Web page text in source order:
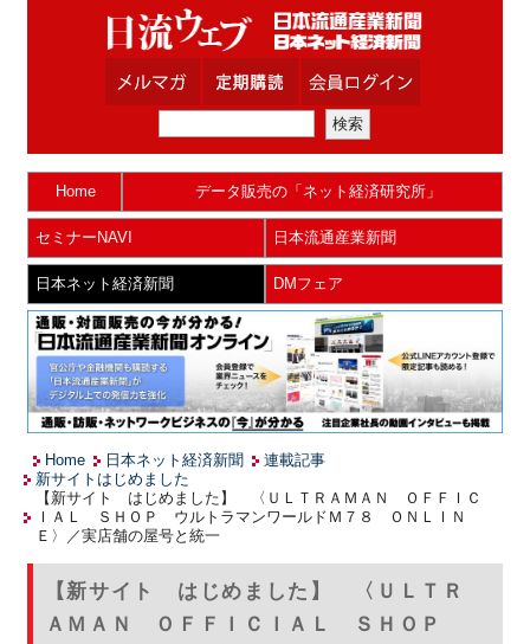
Home データ販売の「ネット経済研究所」
セミナーNAVI 日本流通産業新聞
日本ネット経済新聞 DMフェア
Home 日本ネット経済新聞
連載記事
新サイトはじめました
【新サイト はじめました】 〈ＵＬＴＲＡＭＡＮ ＯＦＦＩＣ
ＩＡＬ ＳＨＯＰ ウルトラマンワールドＭ７８ ＯＮＬＩＮ
Ｅ〉／実店舗の屋号と統一
【新サイト はじめました】 〈ＵＬＴＲ
ＡＭＡＮ ＯＦＦＩＣＩＡＬ ＳＨＯＰ